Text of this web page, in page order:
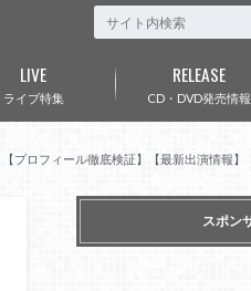
ライブ特集
LIVE
CD・DVD発売情報
RELEASE
プロフィール徹底検証】【最新出演情報】
スポン